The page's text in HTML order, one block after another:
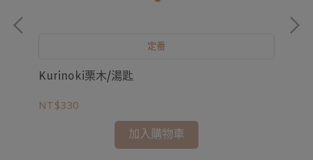
定番
Kurinoki栗木/湯匙
NT$330
加入購物車